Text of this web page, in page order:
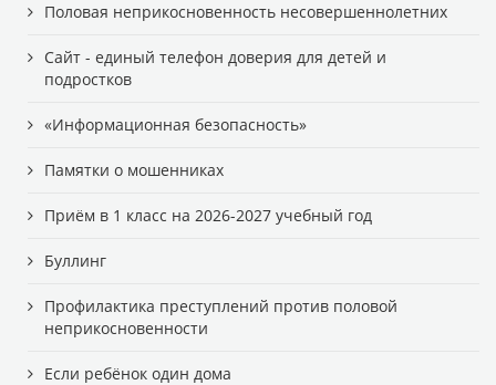
Половая неприкосновенность несовершеннолетних
Сайт - единый телефон доверия для детей и
подростков
«Информационная безопасность»
Памятки о мошенниках
Приём в 1 класс на 2026-2027 учебный год
Буллинг
Профилактика преступлений против половой
неприкосновенности
Если ребёнок один дома